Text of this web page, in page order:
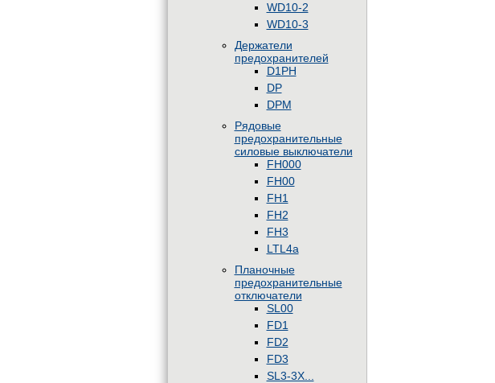
WD10-2
WD10-3
Держатели
предохранителей
D1PH
DP
DPM
Рядовые
предохранительные
силовые выключатели
FH000
FH00
FH1
FH2
FH3
LTL4a
Планочные
предохранительные
отключатели
SL00
FD1
FD2
FD3
SL3-3X...